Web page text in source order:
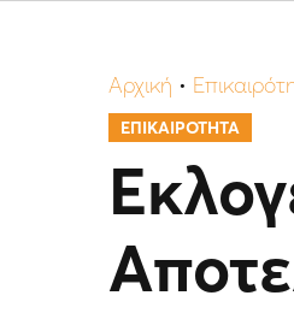
Αρχική •
ΕΠΙΚΑΙΡΟΤΗΤΑ